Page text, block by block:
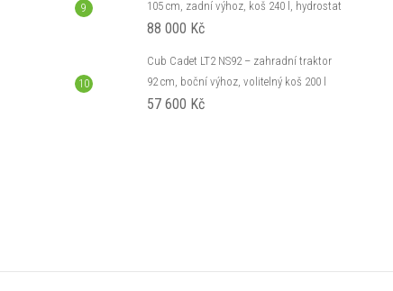
105 cm, zadní výhoz, koš 240 l, hydrostat
88 000 Kč
Cub Cadet LT2 NS92 – zahradní traktor
92 cm, boční výhoz, volitelný koš 200 l
57 600 Kč